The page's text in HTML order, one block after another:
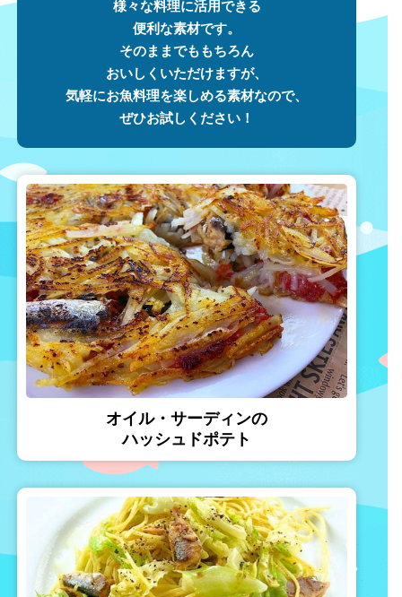
様々な料理に活用できる
便利な素材です。
そのままでももちろん
おいしくいただけますが、
気軽にお魚料理を楽しめる素材なので、
ぜひお試しください！
オイル・サーディンの
ハッシュドポテト